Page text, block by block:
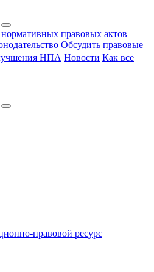
правовых актов
Обсудить правовые
НПА Новости Как все
правовой ресурс